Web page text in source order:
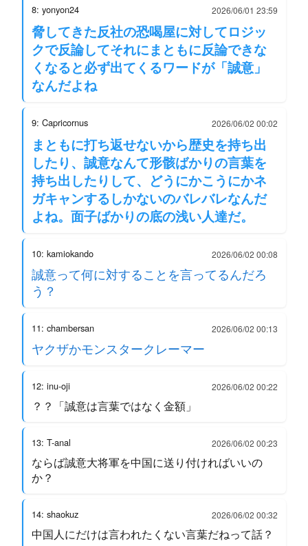
8: yonyon24 2026/06/01 23:59
脅してきた反社の恐喝屋に対してロジッ
クで反論してそれにまともに反論できな
くなると必ず出てくるワードが「誠意」
なんだよね
9: Capricornus 2026/06/02 00:02
まともに打ち返せないから歴史を持ち出
したり、誠意なんて形骸ばかりの言葉を
持ち出したりして、どうにかこうにかネ
ガキャンするしかないのバレバレなんだ
よね。面子ばかりの底の浅い人達だ。
10: kamiokando 2026/06/02 00:08
誠意って何に対することを言ってるんだろ
う？
11: chambersan 2026/06/02 00:13
ヤクザかモンスタークレーマー
12: inu-oji 2026/06/02 00:22
？？「誠意は言葉ではなく金額」
13: T-anal 2026/06/02 00:23
ならば誠意大将軍を中国に送り付ければいいの
か？
14: shaokuz 2026/06/02 00:32
中国人にだけは言われたくない言葉だねって話？